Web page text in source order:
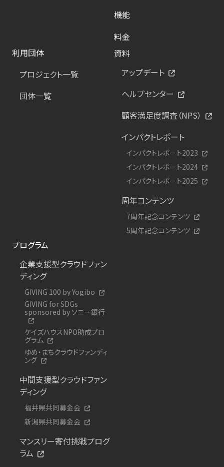
機能
料金
利用団体
プロジェクト一覧
団体一覧
資料
アップデート
ヘルプセンター
顧客満足度調査（NPS）
インパクトレポート
インパクトレポート2023
インパクトレポート2024
インパクトレポート2025
周年コンテンツ
7周年記念コンテンツ
5周年記念コンテンツ
プログラム
企業支援型クラウドファン
ディング
GIVING 100 by Yogibo
GIVING for SDGs
sponsored by ソニー銀行
ケイズハウスNPO助成プロ
グラム
ゆめ・まちクラウドファンディ
ング
中間支援型クラウドファン
ディング
福井県共同募金会
新潟県共同募金会
マンスリー寄付挑戦プログ
ラム